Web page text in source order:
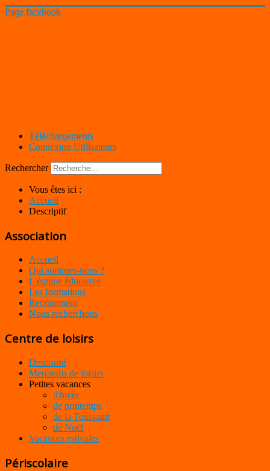
Page facebook
Téléchargements
Connexion Utilisateurs
Rechercher
Vous êtes ici :
Accueil
Descriptif
Association
Accueil
Qui sommes-nous ?
L'équipe éducative
Les formations
Recrutement
Nous recherchons
Centre de loisirs
Descriptif
Mercredis de loisirs
Petites vacances
d'hiver
de printemps
de la Toussaint
de Noël
Vacances estivales
Périscolaire